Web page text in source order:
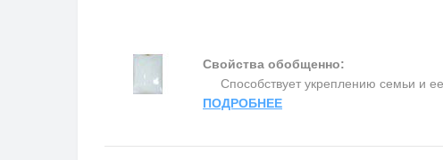
Свойства обобщенно:
Способствует укреплению семьи и ее
ПОДРОБНЕЕ